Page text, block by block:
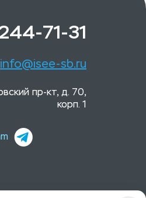
71-31
info@isee-sb.ru
пр-кт, д. 70,
корп. 1